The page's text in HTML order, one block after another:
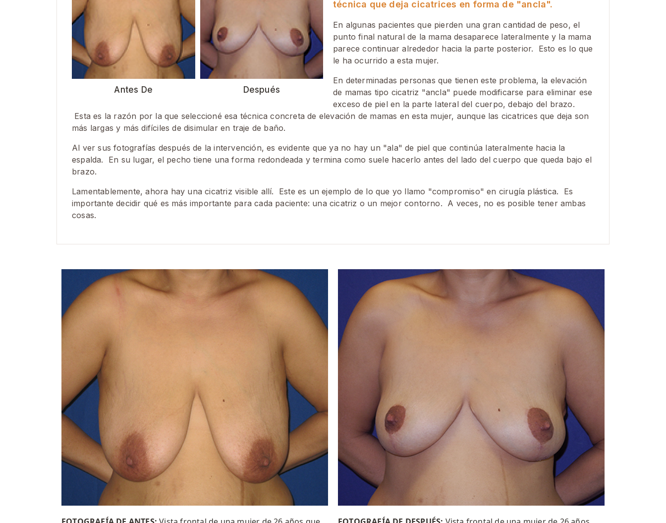
Antes De Después
técnica que deja cicatrices en forma de "ancla".
En algunas pacientes que pierden una gran cantidad de peso, el
punto final natural de la mama desaparece lateralmente y la mama
parece continuar alrededor hacia la parte posterior. Esto es lo que
le ha ocurrido a esta mujer.
En determinadas personas que tienen este problema, la elevación
de mamas tipo cicatriz "ancla" puede modificarse para eliminar ese
exceso de piel en la parte lateral del cuerpo, debajo del brazo.
Esta es la razón por la que seleccioné esa técnica concreta de elevación de mamas en esta mujer, aunque las cicatrices que deja son
más largas y más difíciles de disimular en traje de baño.
Al ver sus fotografías después de la intervención, es evidente que ya no hay un "ala" de piel que continúa lateralmente hacia la
espalda. En su lugar, el pecho tiene una forma redondeada y termina como suele hacerlo antes del lado del cuerpo que queda bajo el
brazo.
Lamentablemente, ahora hay una cicatriz visible allí. Este es un ejemplo de lo que yo llamo "compromiso" en cirugía plástica. Es
importante decidir qué es más importante para cada paciente: una cicatriz o un mejor contorno. A veces, no es posible tener ambas
cosas.